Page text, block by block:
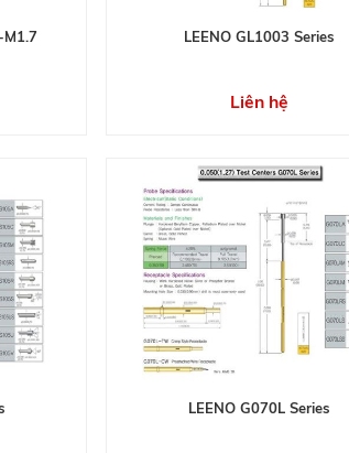
M1.7 LEENO GL1003 Series
Liên hệ
LEENO G070L Series